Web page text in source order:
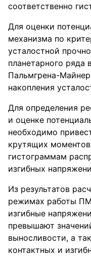
соответственно
Для оценки
механизма по
усталостной
планетарного ряда
Пальмгрена-
накопления
Для определения
и оценке
необходимо
крутящих
гистограммам
изгибных
Из результатов
режимах работы
изгибные
превышают
выносливости, а
контактных и